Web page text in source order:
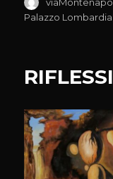
Palazzo Lombardia
RIFLESSI